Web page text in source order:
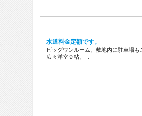
水道料金定額です。
ビッグワンルーム、敷地内に駐車場も
広々洋室９帖、 …